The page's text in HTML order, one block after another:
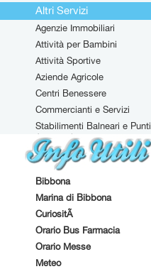
Altri Servizi
Agenzie Immobiliari
Attività per Bambini
Attività Sportive
Aziende Agricole
Centri Benessere
Commercianti e Servizi
Stabilimenti Balneari e Punti
Attrezzati
Bibbona
Marina di Bibbona
CuriositÃ
Orario Bus Farmacia
Orario Messe
Meteo